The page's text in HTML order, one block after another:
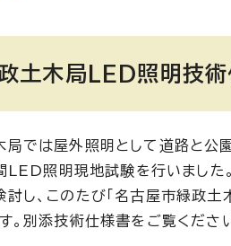
土木局LED照明技術
局では屋外照明として道路と
照明現地試験を行いました
し、このたび「名古屋市緑政土
。別添技術仕様書をご覧ください